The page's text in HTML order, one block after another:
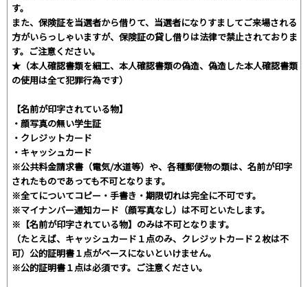
す。
また、保険証を当選者から借りて、当選者になりすましてご来場される
方がいらっしゃいますが、保険証の貸し借りは法律で禁止されておりま
す。ご注意ください。
★（本人確認書類を細工、本人確認書類の偽造、偽造した本人確認書類
の使用は全て犯罪行為です）
【名前が印字されている物】
・顔写真の無い学生証
・クレジットカード
・キャッシュカード
※公共料金請求書（電気/水道等）や、各種郵便物の類は、名前が印字
されたものであっても不可となります。
※全てについてコピー・手書き・期限切れは完全に不可です。
※マイナンバー通知カード（顔写真なし）は不可といたします。
※【名前が印字されている物】のみは不可となります。
（たとえば、キャッシュカード１点のみ、クレジットカード２枚は不
可）公的証明書１点がベースにないといけません。
※公的証明書１点は必須です。ご注意ください。